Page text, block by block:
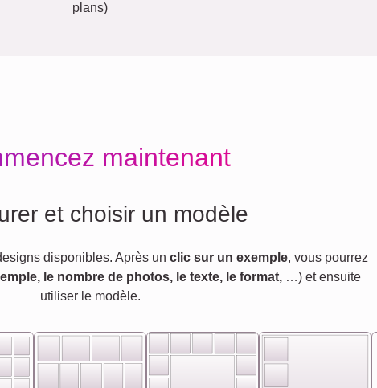
plans)
maintenant
et choisir un modèle
disponibles. Après un clic sur un exemple, vous pourrez
le nombre de photos, le texte, le format,…) et ensuite
utiliser le modèle.